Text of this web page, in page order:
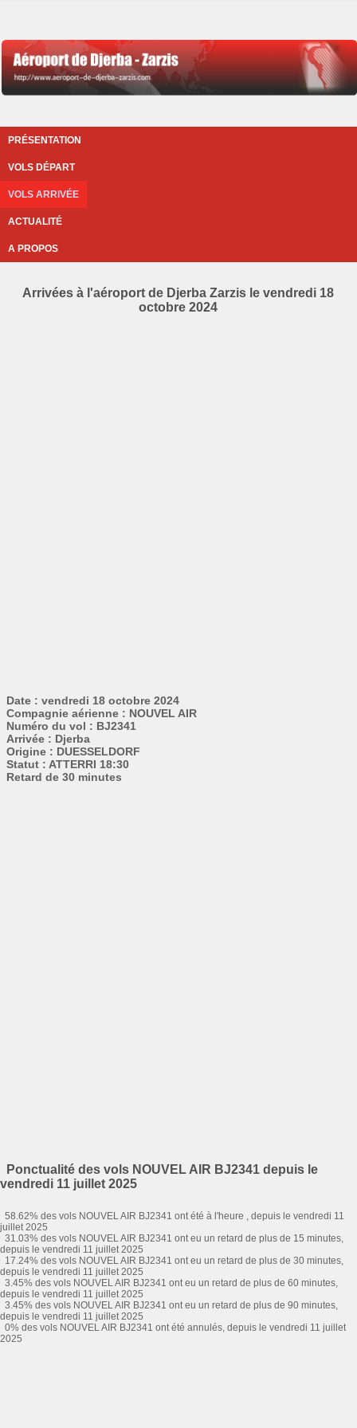
PRÉSENTATION
VOLS DÉPART
VOLS ARRIVÉE
ACTUALITÉ
A PROPOS
Arrivées à l'aéroport de Djerba Zarzis le vendredi 18
octobre 2024
Date : vendredi 18 octobre 2024
Compagnie aérienne : NOUVEL AIR
Numéro du vol : BJ2341
Arrivée : Djerba
Origine : DUESSELDORF
Statut : ATTERRI 18:30
Retard de 30 minutes
Ponctualité des vols NOUVEL AIR BJ2341 depuis le
vendredi 11 juillet 2025
58.62% des vols NOUVEL AIR BJ2341 ont été à l'heure , depuis le vendredi 11
juillet 2025
31.03% des vols NOUVEL AIR BJ2341 ont eu un retard de plus de 15 minutes,
depuis le vendredi 11 juillet 2025
17.24% des vols NOUVEL AIR BJ2341 ont eu un retard de plus de 30 minutes,
depuis le vendredi 11 juillet 2025
3.45% des vols NOUVEL AIR BJ2341 ont eu un retard de plus de 60 minutes,
depuis le vendredi 11 juillet 2025
3.45% des vols NOUVEL AIR BJ2341 ont eu un retard de plus de 90 minutes,
depuis le vendredi 11 juillet 2025
0% des vols NOUVEL AIR BJ2341 ont été annulés, depuis le vendredi 11 juillet
2025